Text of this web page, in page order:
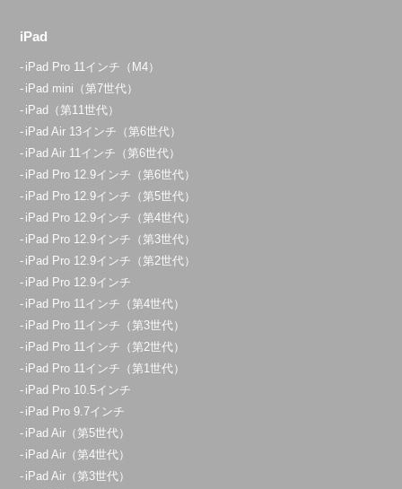
iPad
iPad Pro 11インチ（M4）
iPad mini（第7世代）
iPad（第11世代）
iPad Air 13インチ（第6世代）
iPad Air 11インチ（第6世代）
iPad Pro 12.9インチ（第6世代）
iPad Pro 12.9インチ（第5世代）
iPad Pro 12.9インチ（第4世代）
iPad Pro 12.9インチ（第3世代）
iPad Pro 12.9インチ（第2世代）
iPad Pro 12.9インチ
iPad Pro 11インチ（第4世代）
iPad Pro 11インチ（第3世代）
iPad Pro 11インチ（第2世代）
iPad Pro 11インチ（第1世代）
iPad Pro 10.5インチ
iPad Pro 9.7インチ
iPad Air（第5世代）
iPad Air（第4世代）
iPad Air（第3世代）